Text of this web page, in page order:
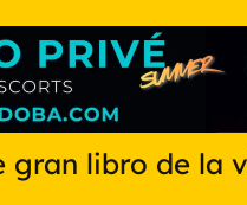
gran libro de la